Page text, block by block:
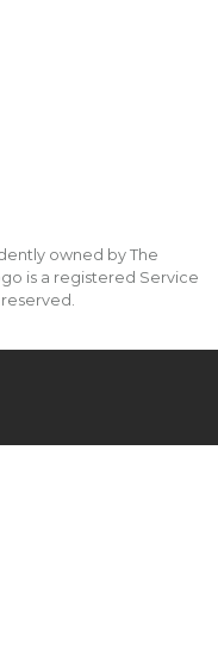
owned by The
is a registered Service